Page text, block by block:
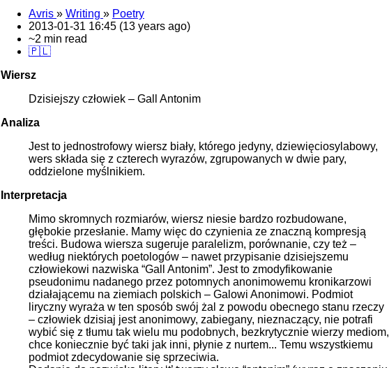
Avris » Writing » Poetry
2013-01-31 16:45 (13 years ago)
~2 min read
🇵🇱
Wiersz
Dzisiejszy człowiek – Gall Antonim
Analiza
Jest to jednostrofowy wiersz biały, którego jedyny, dziewięciosylabowy,
wers składa się z czterech wyrazów, zgrupowanych w dwie pary,
oddzielone myślnikiem.
Interpretacja
Mimo skromnych rozmiarów, wiersz niesie bardzo rozbudowane,
głębokie przesłanie. Mamy więc do czynienia ze znaczną kompresją
treści. Budowa wiersza sugeruje paralelizm, porównanie, czy też –
według niektórych poetologów – nawet przypisanie dzisiejszemu
człowiekowi nazwiska “Gall Antonim”. Jest to zmodyfi­kowanie
pseudonimu nadanego przez potomnych anonimowemu kronikarzowi
działającemu na ziemiach polskich – Galowi Anonimowi. Podmiot
liryczny wyraża w ten sposób swój żal z powodu obecnego stanu rzeczy
– człowiek dzisiaj jest anonimowy, zabiegany, nieznaczący, nie potrafi
wybić się z tłumu tak wielu mu podobnych, bezkrytycznie wierzy mediom,
chce koniecznie być taki jak inni, płynie z nurtem... Temu wszystkiemu
podmiot zdecydowanie się sprzeciwia.